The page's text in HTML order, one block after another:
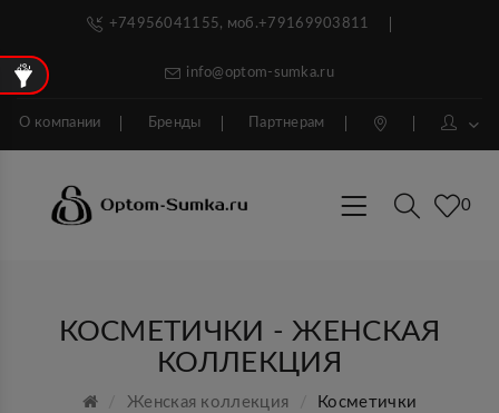
+74956041155, моб.+79169903811
info@optom-sumka.ru
О компании Бренды Партнерам
0
КОСМЕТИЧКИ - ЖЕНСКАЯ
КОЛЛЕКЦИЯ
Женская коллекция Косметички